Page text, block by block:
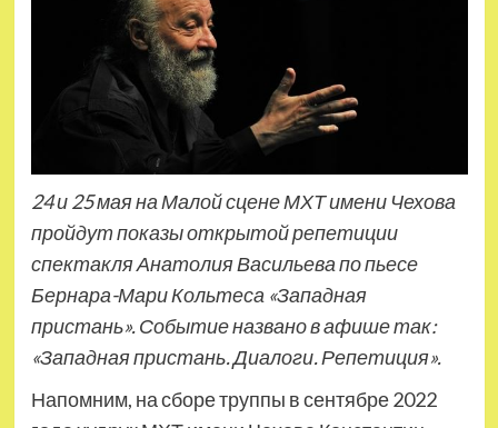
24 и 25 мая на Малой сцене МХТ имени Чехова
пройдут показы открытой репетиции
спектакля Анатолия Васильева по пьесе
Бернара-Мари Кольтеса «Западная
пристань». Событие названо в афише так:
«Западная пристань. Диалоги. Репетиция».
Напомним, на сборе труппы в сентябре 2022